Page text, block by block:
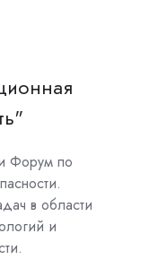
Форум по
в области
и